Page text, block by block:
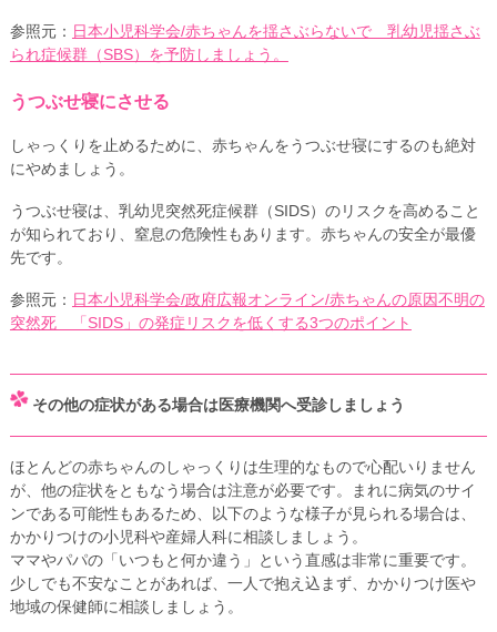
参照元： 日本小児科学会/赤ちゃんを揺さぶらないで 乳幼児揺さぶ
られ症候群（SBS）を予防しましょう。
うつぶせ寝にさせる
しゃっくりを止めるために、赤ちゃんをうつぶせ寝にするのも絶対
にやめましょう。
うつぶせ寝は、乳幼児突然死症候群（SIDS）のリスクを高めること
が知られており、窒息の危険性もあります。赤ちゃんの安全が最優
先です。
参照元： 日本小児科学会/政府広報オンライン/赤ちゃんの原因不明の
突然死 「SIDS」の発症リスクを低くする3つのポイント
その他の症状がある場合は医療機関へ受診しましょう
ほとんどの赤ちゃんのしゃっくりは生理的なもので心配いりません
が、他の症状をともなう場合は注意が必要です。まれに病気のサイ
ンである可能性もあるため、以下のような様子が見られる場合は、
かかりつけの小児科や産婦人科に相談しましょう。
ママやパパの「いつもと何か違う」という直感は非常に重要です。
少しでも不安なことがあれば、一人で抱え込まず、かかりつけ医や
地域の保健師に相談しましょう。